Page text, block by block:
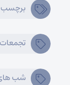
برچسب
شب های